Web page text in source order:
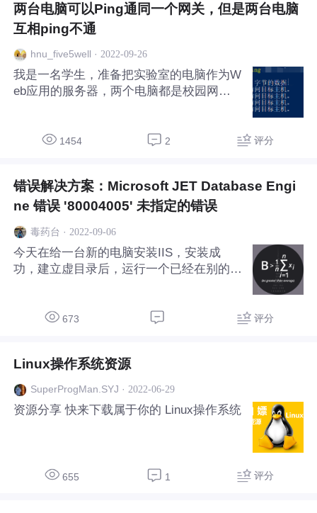
两台电脑可以Ping通同一个网关，但是两台电脑
互相ping不通
hnu_five5well · 2022-09-26
我是一名学生，准备把实验室的电脑作为W
eb应用的服务器，两个电脑都是校园网，
样，两台电脑都能够ping通网关，但是，两
1454 2 评分
错误解决方案：Microsoft JET Database Engi
ne 错误 '80004005' 未指定的错误
毒药台 · 2022-09-06
今天在给一台新的电脑安装IIS，安装成
功，建立虚目录后，运行一个已经在别的机
004005) 未指定的错误，于是我又将这个文
673 评分
Linux操作系统资源
SuperProgMan.SYJ · 2022-06-29
资源分享 快来下载属于你的 Linux操作系统
655 1 评分